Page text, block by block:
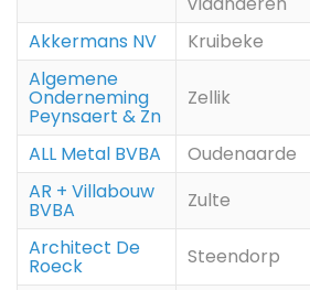
Akkermans NV Kruibeke
Algemene
Onderneming
Peynsaert & Zn
Zellik
ALL Metal BVBA Oudenaarde
AR + Villabouw
BVBA Zulte
Architect De
Roeck Steendorp